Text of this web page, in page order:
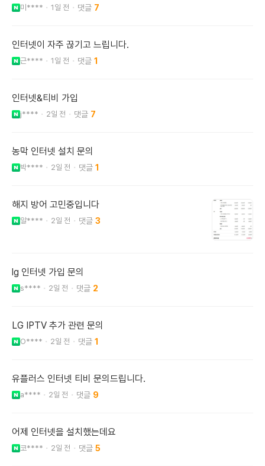
미**** 1일 전 7
인터넷이 자주 끊기고 느립니다.
근**** 1일 전 1
인터넷&티비 가입
j**** 2일 전 7
농막 인터넷 설치 문의
박**** 2일 전 1
해지 방어 고민중입니다
알**** 2일 전 3
lg 인터넷 가입 문의
s**** 2일 전 2
LG IPTV 추가 관련 문의
O**** 2일 전 1
유플러스 인터넷 티비 문의드립니다.
a**** 2일 전 9
어제 인터넷을 설치했는데요
코**** 2일 전 5